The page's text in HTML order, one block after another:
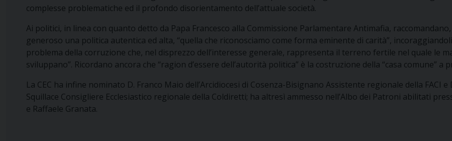
complesse problematiche ed il profondo disorientamento dell’attuale società.
Ai politici, in linea con quanto detto da Papa Francesco alla Commissione Parlamentare Antimafia,
generoso una politica autentica ed alta, “quella che riconosciamo come forma eminente di carità”,
problema della corruzione che, nel disprezzo dell’interesse generale, rappresenta il terreno fertile nel quale le
sviluppano”. Ricordano ancora che “ragion d’essere dell’autorità politica” è la costruzione della “casa comune”
La CEC ha infine nominato D. Franco Maio dell’Arcidiocesi di Cosenza-Bisignano Assistente regionale della FACI
Squillace Consigliere Ecclesiastico regionale della Coldiretti; ha altresì ammesso nell’Albo dei Patroni abilitati
e Raffaele Granata.